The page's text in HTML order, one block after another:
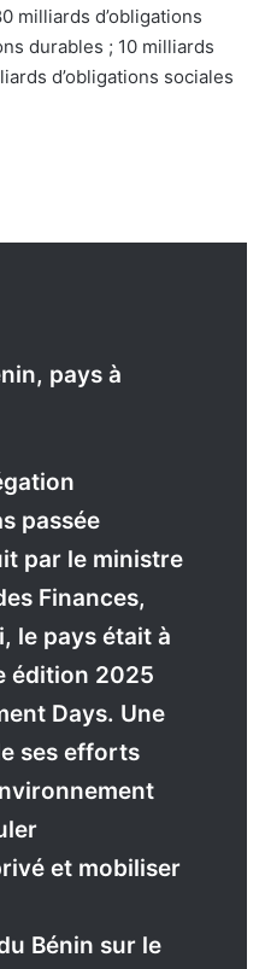
milliards d’obligations
durables ; 10 milliards
d’obligations sociales
pays à
passée
par le ministre
Finances,
le pays était à
édition 2025
Days. Une
ses efforts
et mobiliser
Bénin sur le